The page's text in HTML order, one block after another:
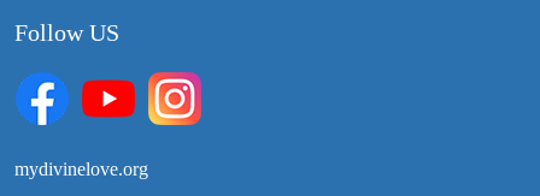
Follow US
mydivinelove.org